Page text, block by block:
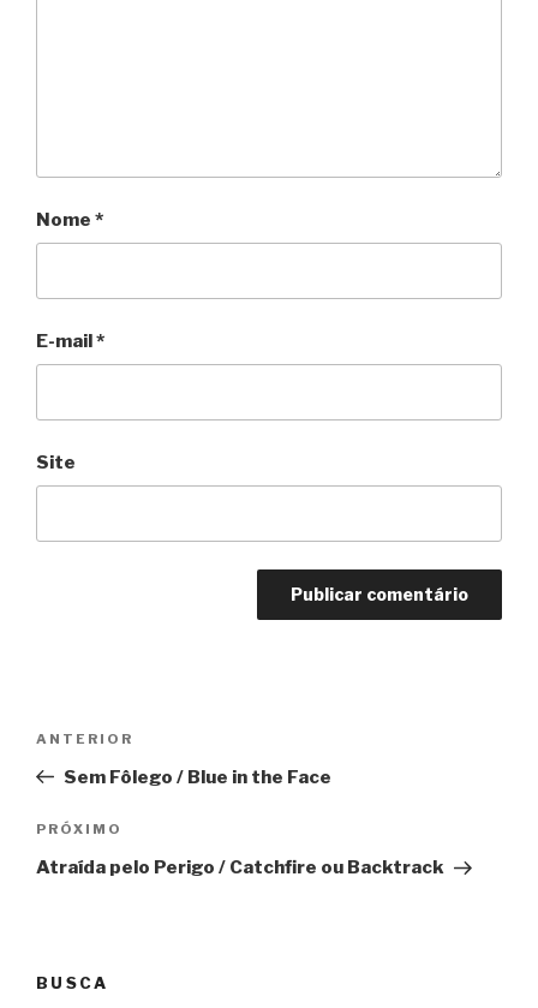
Nome *
E-mail*
Site
Post
Anterior
ANTERIOR
Sem Fôlego / Blue in the Face
Próximo
PRÓXIMO
Atraída pelo Perigo / Catchfire ou Backtrack
BUSCA